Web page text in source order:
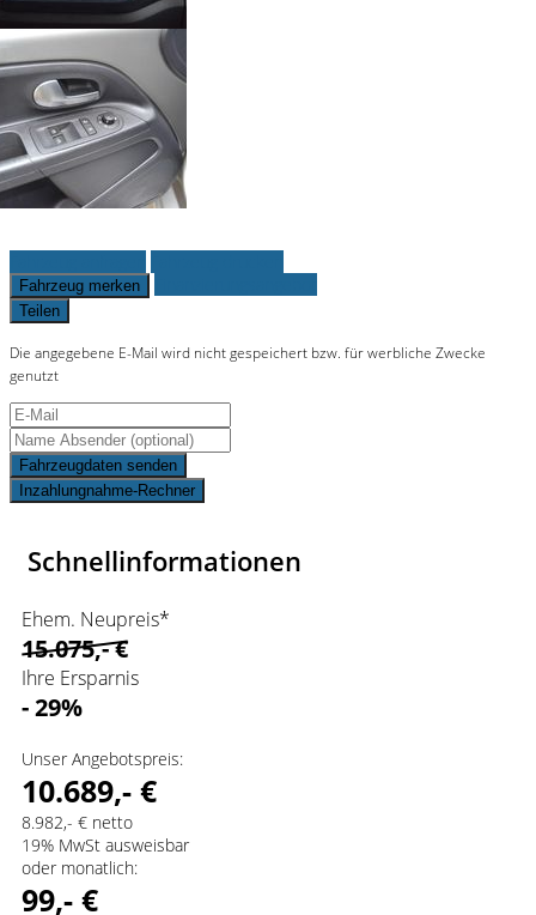
Fahrzeug merken
Teilen
Die angegebene E-Mail wird nicht gespeichert bzw. für werbliche Zwecke
genutzt
Fahrzeugdaten senden
Inzahlungnahme-Rechner
Schnellinformationen
Ehem. Neupreis*
15.075,- €
Ihre Ersparnis
- 29%
Unser Angebotspreis:
10.689,- €
8.982,- € netto
19% MwSt ausweisbar
oder monatlich:
99,- €